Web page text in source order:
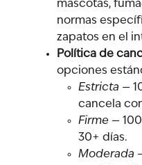
mascotas,
normas
zapatos en el
Política de
opciones
Estricta —
cancela
Firme —
30+ días.
Moderada